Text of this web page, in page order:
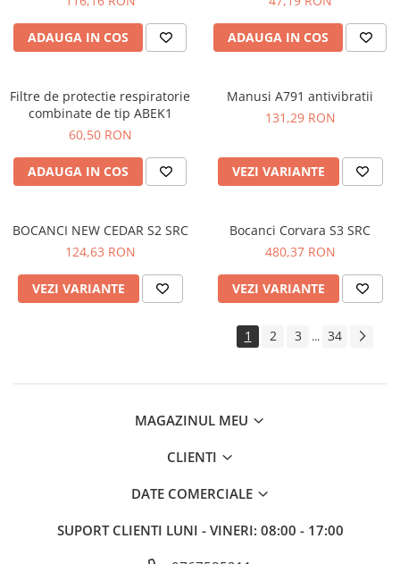
CASTI DE PROTECTIE
PROTECTIA OCHILOR
OCHELARI
ADAUGA IN COS ADAUGA IN COS
Filtre de protectie respiratorie
combinate de tip ABEK1
60,50 RON
ADAUGA IN COS
Manusi A791 antivibratii
131,29 RON
VEZI VARIANTE
BOCANCI NEW CEDAR S2 SRC
124,63 RON
VEZI VARIANTE
Bocanci Corvara S3 SRC
480,37 RON
VEZI VARIANTE
1 2 3 ... 34
MAGAZINUL MEU
CLIENTI
DATE COMERCIALE
SUPORT CLIENTI LUNI - VINERI: 08:00 - 17:00